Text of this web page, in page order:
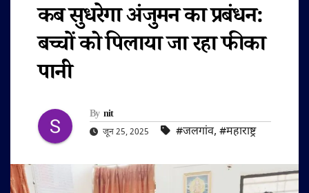
कब सुधरेगा अंजुमन का प्रबंधन:
बच्चों को पिलाया जा रहा फीका
पानी
By nit
जून 25, 2025 #जलगांव, #महाराष्ट्र